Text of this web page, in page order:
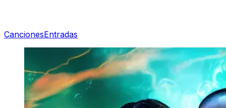
CancionesEntradas